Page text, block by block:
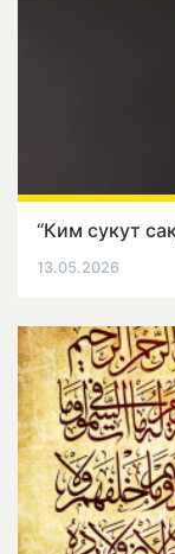
“Ким сукут
13.05.2026